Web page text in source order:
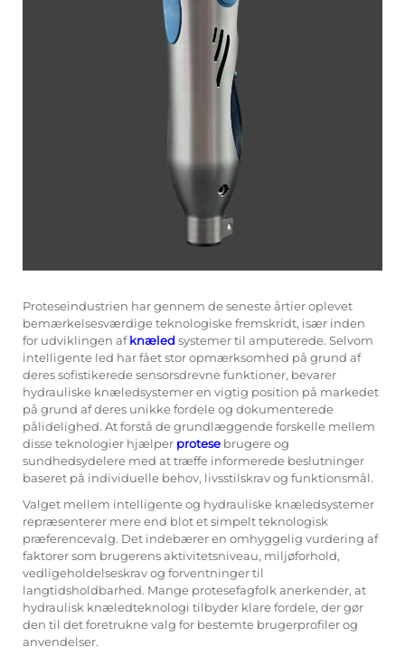
Proteseindustrien har gennem de seneste årtier oplevet
bemærkelsesværdige teknologiske fremskridt, især inden
for udviklingen afknæled systemer til amputerede. Selvom
intelligente led har fået stor opmærksomhed på grund af
deres sofistikerede sensorsdrevne funktioner, bevarer
hydrauliske knæledsystemer en vigtig position på markedet
på grund af deres unikke fordele og dokumenterede
pålidelighed. At forstå de grundlæggende forskelle mellem
disse teknologier hjælper protese brugere og
sundhedsydelere med at træffe informerede beslutninger
baseret på individuelle behov, livsstilskrav og funktionsmål.
Valget mellem intelligente og hydrauliske knæledsystemer
repræsenterer mere end blot et simpelt teknologisk
præferencevalg. Det indebærer en omhyggelig vurdering af
faktorer som brugerens aktivitetsniveau, miljøforhold,
vedligeholdelseskrav og forventninger til
langtidsholdbarhed. Mange protesefagfolk anerkender, at
hydraulisk knæledteknologi tilbyder klare fordele, der gør
den til det foretrukne valg for bestemte brugerprofiler og
anvendelser.